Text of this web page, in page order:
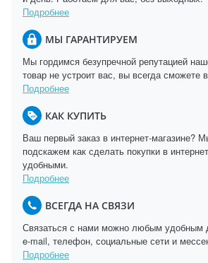
Подробнее
МЫ ГАРАНТИРУЕМ
Мы гордимся безупречной репутацией
товар не устроит вас, вы всегда сможете
Подробнее
КАК КУПИТЬ
Ваш первый заказ в интернет-магазине?
подскажем как сделать покупки в
удобными.
Подробнее
ВСЕГДА НА СВЯЗИ
Связаться с нами можно любым удобным
e-mail, телефон, социальные сети и
Подробнее